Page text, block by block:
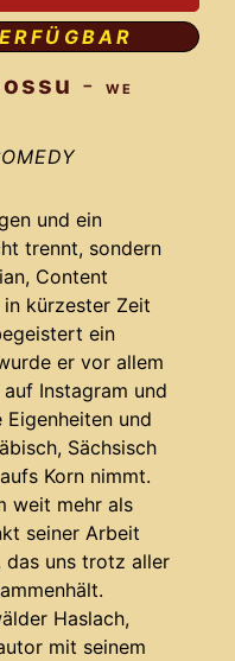
-WE
und ein
trennt, sondern
Content
kürzester Zeit
ein
er vor allem
Instagram und
und
Sächsisch
Korn nimmt.
weit mehr als
seiner Arbeit
das uns trotz aller
Haslach,
mit seinem